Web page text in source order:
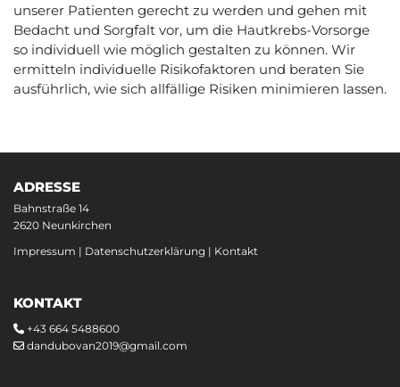
unserer Patienten gerecht zu werden und gehen mit
Bedacht und Sorgfalt vor, um die Hautkrebs-Vorsorge
so individuell wie möglich gestalten zu können. Wir
ermitteln individuelle Risikofaktoren und beraten Sie
ausführlich, wie sich allfällige Risiken minimieren lassen.
ADRESSE
Bahnstraße 14
2620 Neunkirchen
Impressum | Datenschutzerklärung | Kontakt
KONTAKT
 +43 664 5488600
 dandubovan2019@gmail.com